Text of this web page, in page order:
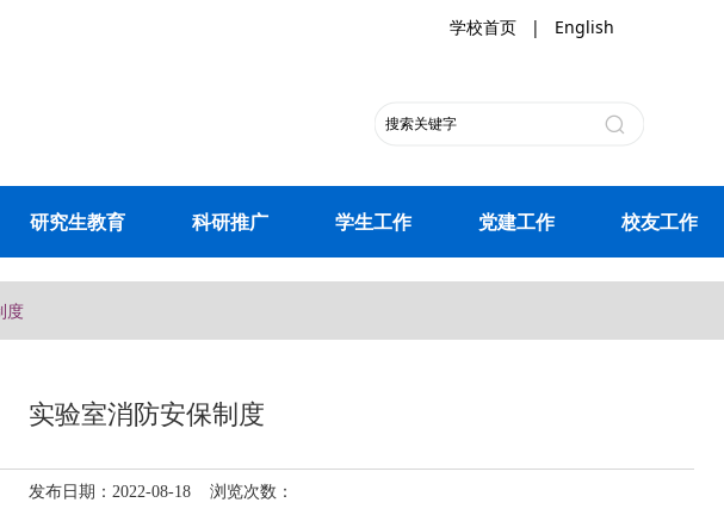
学校首页 | English
研究生教育 科研推广 学生工作 党建工作 校友工作
度
实验室消防安保制度
发布日期：2022-08-18 浏览次数：